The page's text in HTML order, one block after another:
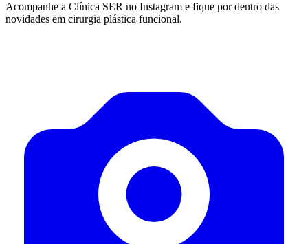
Acompanhe a Clínica SER no Instagram e fique por dentro das
novidades em cirurgia plástica funcional.